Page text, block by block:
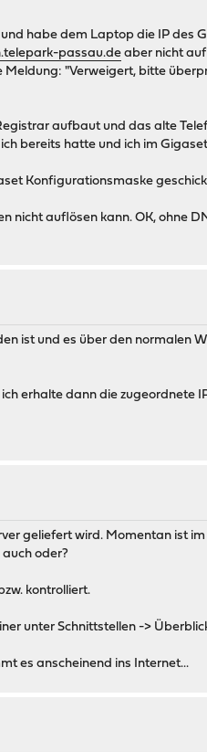
habe dem Laptop die IP des
passau.de aber nicht
"Verweigert, bitte
aufbaut und das alte
bereits hatte und ich im
Konfigurationsmaske
auflösen kann. OK, ohne
ist und es über den normalen
erhalte dann die zugeordnete
geliefert wird. Momentan ist
oder?
kontrolliert.
unter Schnittstellen ->
es anscheinend ins Internet...